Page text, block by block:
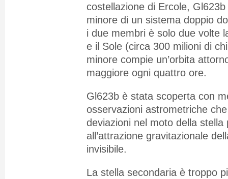
costellazione di Ercole,
minore di un sistema doppio
i due membri è solo due volte
e il Sole (circa 300 milioni di
minore compie un’orbita
maggiore ogni quattro ore.
Gl623b è stata scoperta con
osservazioni astrometriche
deviazioni nel moto della stella
all’attrazione gravitazionale
invisibile.
La stella secondaria è troppo